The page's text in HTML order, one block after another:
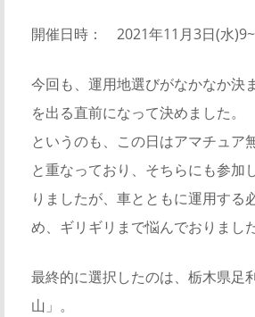
開催日時： 2021年11月3日(水
今回も、運用地選びがなかなか決
を出る直前になって決めました。
というのも、この日はアマチュア
と重なっており、そちらにも参加
りましたが、車とともに運用する
め、ギリギリまで悩んでおりました
最終的に選択したのは、栃木県足
山」。